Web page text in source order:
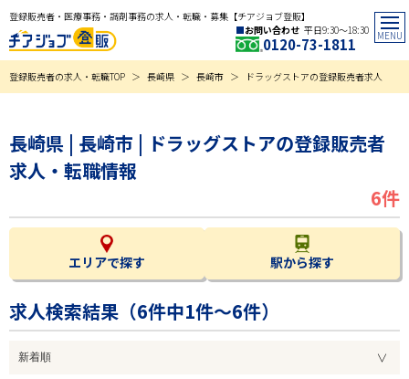
登録販売者・医療事務・調剤事務の求人・転職・募集【チアジョブ登販】
お問い合わせ 平日9:30〜18:30
0120-73-1811
登録販売者の求人・転職TOP 長崎県 長崎市 ドラッグストアの登録販売者求人
長崎県 | 長崎市 | ドラッグストアの登録販売者
求人・転職情報
6件
エリアで探す 駅から探す
求人検索結果（6件中1件～6件）